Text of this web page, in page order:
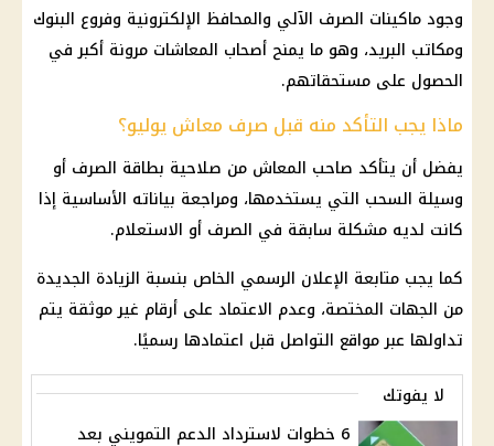
وجود ماكينات الصرف الآلي والمحافظ الإلكترونية وفروع البنوك
ومكاتب البريد، وهو ما يمنح أصحاب المعاشات مرونة أكبر في
الحصول على مستحقاتهم.
ماذا يجب التأكد منه قبل صرف معاش يوليو؟
يفضل أن يتأكد صاحب المعاش من صلاحية بطاقة الصرف أو
وسيلة السحب التي يستخدمها، ومراجعة بياناته الأساسية إذا
كانت لديه مشكلة سابقة في الصرف أو الاستعلام.
كما يجب متابعة الإعلان الرسمي الخاص بنسبة الزيادة الجديدة
من الجهات المختصة، وعدم الاعتماد على أرقام غير موثقة يتم
تداولها عبر مواقع التواصل قبل اعتمادها رسميًا.
لا يفوتك
6 خطوات لاسترداد الدعم التمويني بعد